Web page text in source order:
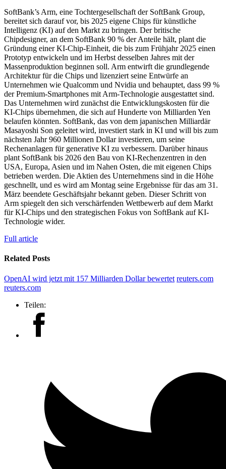
SoftBank’s Arm, eine Tochtergesellschaft der SoftBank Group,
bereitet sich darauf vor, bis 2025 eigene Chips für künstliche
Intelligenz (KI) auf den Markt zu bringen. Der britische
Chipdesigner, an dem SoftBank 90 % der Anteile hält, plant die
Gründung einer KI-Chip-Einheit, die bis zum Frühjahr 2025 einen
Prototyp entwickeln und im Herbst desselben Jahres mit der
Massenproduktion beginnen soll. Arm entwirft die grundlegende
Architektur für die Chips und lizenziert seine Entwürfe an
Unternehmen wie Qualcomm und Nvidia und behauptet, dass 99 %
der Premium-Smartphones mit Arm-Technologie ausgestattet sind.
Das Unternehmen wird zunächst die Entwicklungskosten für die
KI-Chips übernehmen, die sich auf Hunderte von Milliarden Yen
belaufen könnten. SoftBank, das von dem japanischen Milliardär
Masayoshi Son geleitet wird, investiert stark in KI und will bis zum
nächsten Jahr 960 Millionen Dollar investieren, um seine
Rechenanlagen für generative KI zu verbessern. Darüber hinaus
plant SoftBank bis 2026 den Bau von KI-Rechenzentren in den
USA, Europa, Asien und im Nahen Osten, die mit eigenen Chips
betrieben werden. Die Aktien des Unternehmens sind in die Höhe
geschnellt, und es wird am Montag seine Ergebnisse für das am 31.
März beendete Geschäftsjahr bekannt geben. Dieser Schritt von
Arm spiegelt den sich verschärfenden Wettbewerb auf dem Markt
für KI-Chips und den strategischen Fokus von SoftBank auf KI-
Technologie wider.
Full article
Related Posts
OpenAI wird jetzt mit 157 Milliarden Dollar bewertet reuters.com
reuters.com
Teilen: